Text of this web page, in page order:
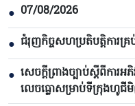
● 07/08/2026
● ជំរុញកិច្ចសហប្រតិបត្តិការគ្
● សេចក្តីព្រាងច្បាប់ស្តីពីកា
លេចធ្លោសម្រាប់ទីក្រុងហូជី